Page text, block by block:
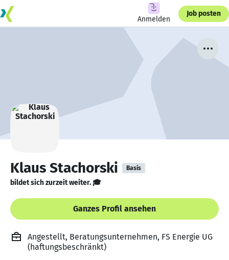
Anmelden
Job posten
Klaus Stachorski Basis
bildet sich zurzeit weiter. 🎓
Ganzes Profil ansehen
Angestellt, Beratungsunternehmen, FS Energie UG
(haftungsbeschränkt)